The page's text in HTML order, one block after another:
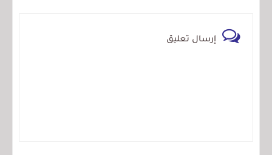
إرسال تعليق